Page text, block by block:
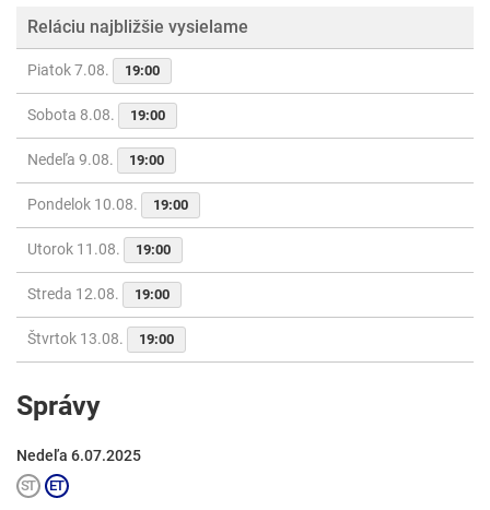
Reláciu najbližšie vysielame
Piatok 7.08. 19:00
Sobota 8.08. 19:00
Nedeľa 9.08. 19:00
Pondelok 10.08. 19:00
Utorok 11.08. 19:00
Streda 12.08. 19:00
Štvrtok 13.08. 19:00
Správy
Nedeľa 6.07.2025